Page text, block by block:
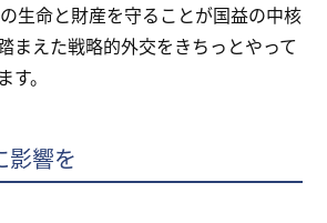
生命と財産を守ることが国益の中核
まえた戦略的外交をきちっとやって
。
影響を